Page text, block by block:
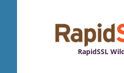
RapidSSL